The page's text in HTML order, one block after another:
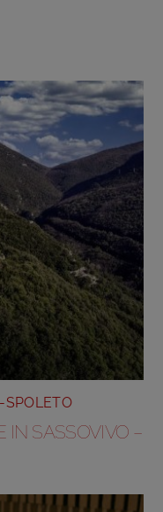
SPOLETO
IN SASSOVIVO –